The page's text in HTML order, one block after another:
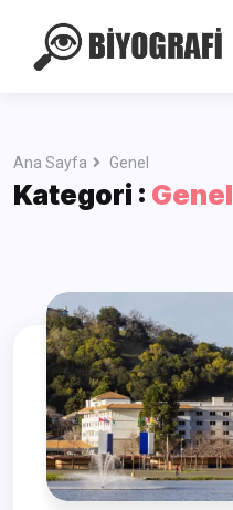
Ana Sayfa Genel
Kategori : Genel